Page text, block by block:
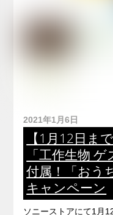
2021年1月6日
【1月12日ま
「工作生物
付属！「おう
キャンペーン
ソニーストアにて1月